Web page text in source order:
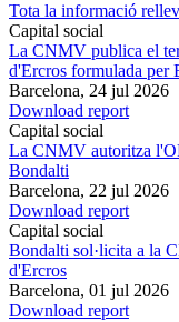
Tota la informació
Capital social
La CNMV publica el
d'Ercros formulada per
Barcelona, 24 jul 2026
Download report
Capital social
La CNMV autoritza
Bondalti
Barcelona, 22 jul 2026
Download report
Capital social
Bondalti sol·licita a la
d'Ercros
Barcelona, 01 jul 2026
Download report